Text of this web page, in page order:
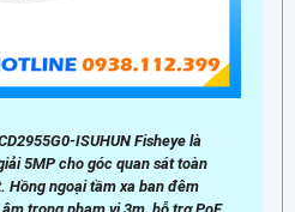
ISUHUN Fisheye là
5MP cho góc quan sát toàn
Hồng ngoại tầm xa ban đêm